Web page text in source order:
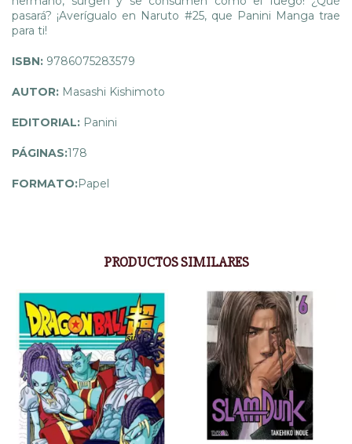
pasará? ¡Averígualo en Naruto #25, que Panini Manga trae
para ti!
ISBN: 9786075283579
AUTOR: Masashi Kishimoto
EDITORIAL: Panini
PÁGINAS:178
FORMATO:Papel
PRODUCTOS SIMILARES